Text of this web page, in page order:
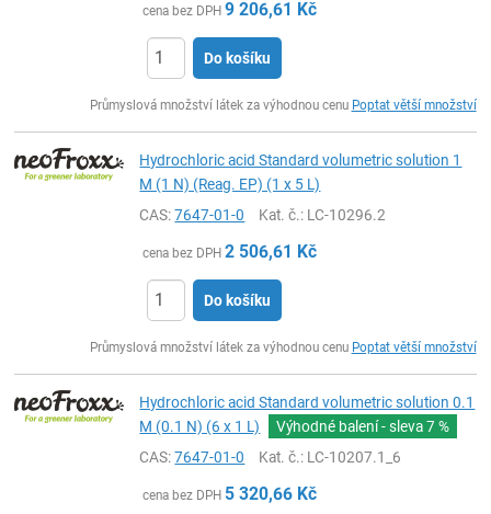
cena bez DPH 9 206,61 Kč
Do košíku
Průmyslová množství látek za výhodnou cenu Poptat větší množství
Hydrochloric acid Standard volumetric solution 1
M (1 N) (Reag. EP) (1 x 5 L)
CAS:7647-01-0 Kat. č.: LC-10296.2
cena bez DPH 2 506,61 Kč
Do košíku
Průmyslová množství látek za výhodnou cenu Poptat větší množství
Hydrochloric acid Standard volumetric solution 0.1
M (0.1 N) (6 x 1 L)
Výhodné balení - sleva7 %
CAS:7647-01-0 Kat. č.: LC-10207.1_6
cena bez DPH 5 320,66 Kč